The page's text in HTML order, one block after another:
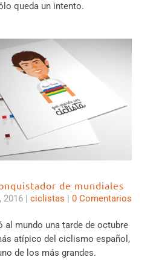
queda un intento.
de mundiales
2016 | ciclistas | 0 Comentarios
al mundo una tarde de octubre
atípico del ciclismo español,
de los más grandes.